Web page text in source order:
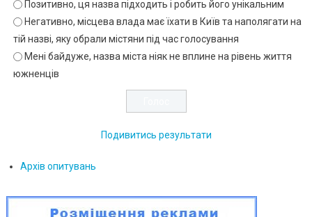
Позитивно, ця назва підходить і робить його унікальним
Негативно, місцева влада має їхати в Київ та наполягати на
тій назві, яку обрали містяни під час голосування
Мені байдуже, назва міста ніяк не вплине на рівень життя
южненців
Подивитись результати
Архів опитувань